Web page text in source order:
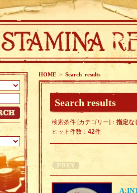
HOME > Search results
Search results
検索条件 [カテゴリー]： 指定な
ヒット件数： 42件